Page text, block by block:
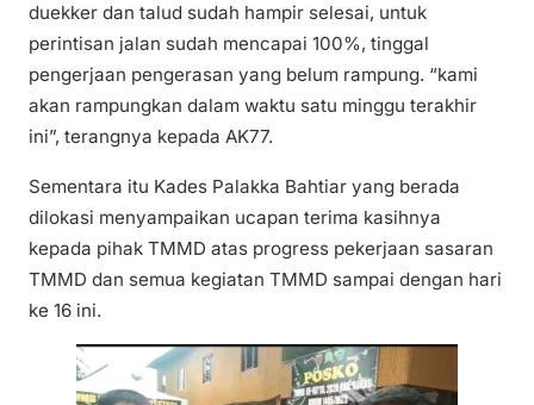
duekker dan talud sudah hampir selesai, untuk
perintisan jalan sudah mencapai 100%, tinggal
pengerjaan pengerasan yang belum rampung. “kami
akan rampungkan dalam waktu satu minggu terakhir
ini”, terangnya kepada AK77.
Sementara itu Kades Palakka Bahtiar yang berada
dilokasi menyampaikan ucapan terima kasihnya
kepada pihak TMMD atas progress pekerjaan sasaran
TMMD dan semua kegiatan TMMD sampai dengan hari
ke 16 ini.